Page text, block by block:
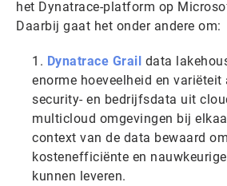
het Dynatrace-platform op
Daarbij gaat het onder andere om:
Dynatrace Grail data
enorme hoeveelheid en
security- en bedrijfsdata uit
multicloud omgevingen bij
context van de data bewaard
kostenefficiënte en
kunnen leveren.